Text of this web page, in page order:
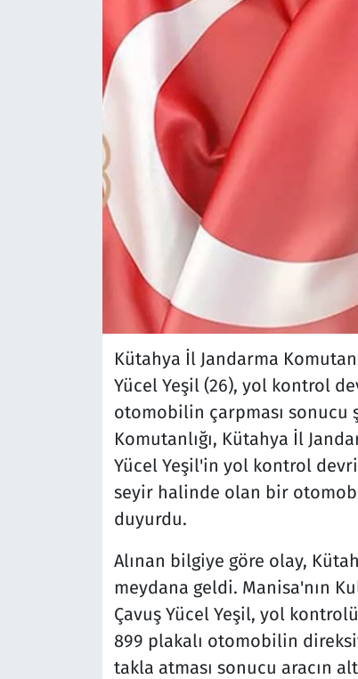
Kütahya İl Jandarma
Yücel Yeşil (26), yol kontrol
otomobilin çarpması sonucu
Komutanlığı, Kütahya İl
Yücel Yeşil'in yol kontrol
seyir halinde olan bir
duyurdu.
Alınan bilgiye göre olay,
meydana geldi. Manisa'nın
Çavuş Yücel Yeşil, yol
899 plakalı otomobilin
takla atması sonucu aracın
Çevre & Doğa